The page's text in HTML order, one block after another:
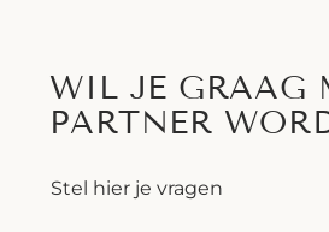
WIL JE GRAAG
PARTNER
Stel hier je vragen